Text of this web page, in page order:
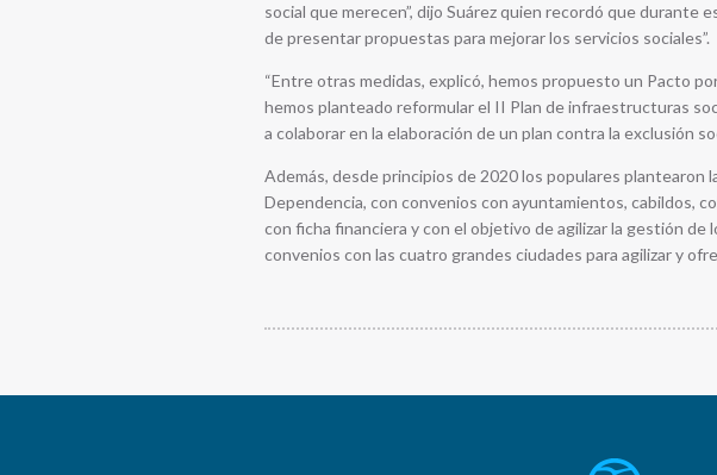
social que merecen”, dijo Suárez quien recordó que durante
de presentar propuestas para mejorar los servicios sociales”.
“Entre otras medidas, explicó, hemos propuesto un Pacto
hemos planteado reformular el II Plan de infraestructuras
a colaborar en la elaboración de un plan contra la exclusión
Además, desde principios de 2020 los populares plantearon
Dependencia, con convenios con ayuntamientos, cabildos,
con ficha financiera y con el objetivo de agilizar la gestión de
convenios con las cuatro grandes ciudades para agilizar y